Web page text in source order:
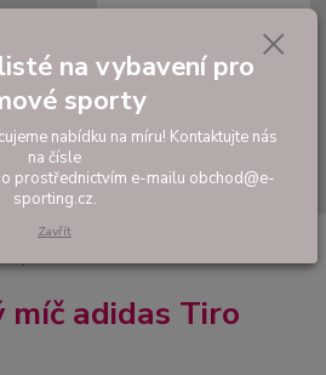
Hledat
0,00 Kč
a futsalové míče
míč adidas Tiro Club
adidas Tiro
na vybavení pro
sporty
nabídku na míru! Kontaktujte nás
na čísle
prostřednictvím e-mailu obchod@e-
sporting.cz.
Zavřít